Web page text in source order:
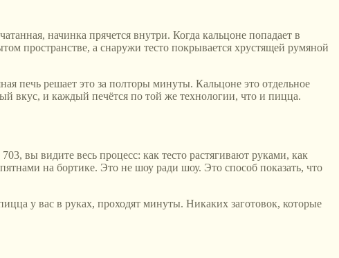
начинка прячется внутри. Когда кальцоне попадает в
пространстве, а снаружи тесто покрывается хрустящей румяной
печь решает это за полторы минуты. Кальцоне это отдельное
вкус, и каждый печётся по той же технологии, что и пицца.
вы видите весь процесс: как тесто растягивают руками, как
на бортике. Это не шоу ради шоу. Это способ показать, что
у вас в руках, проходят минуты. Никаких заготовок, которые